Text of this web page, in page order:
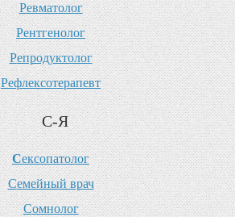
Ревматолог
Рентгенолог
Репродуктолог
Рефлексотерапевт
С-Я
Сексопатолог
Семейный врач
Сомнолог